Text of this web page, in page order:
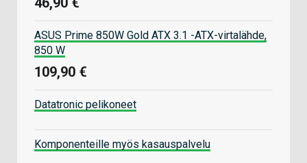
ASUS Prime 850W Gold ATX 3.1 -ATX-virtalähde,
850 W
109,90 €
Datatronic pelikoneet
Komponenteille myös kasauspalvelu